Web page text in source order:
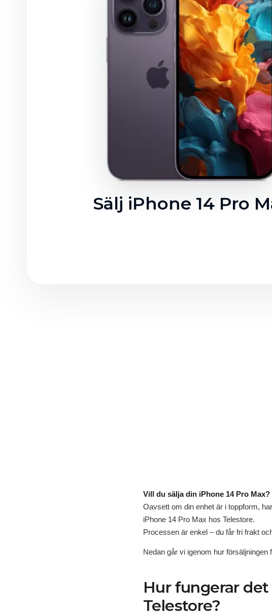
Sälj iPhone 14 Pro
Vill du sälja din iPhone 14 Pro Max?
Oavsett om din enhet är i toppform,
iPhone 14 Pro Max hos Telestore.
Processen är enkel – du får fri frakt
Nedan går vi igenom hur
Hur fungerar
Telestore?